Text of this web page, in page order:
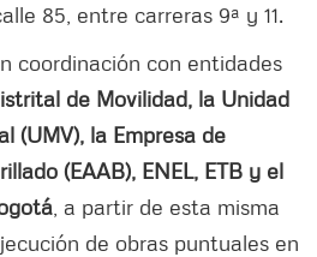
85, entre carreras 9ª y 11.
coordinación con entidades
de Movilidad, la Unidad
(UMV), la Empresa de
(EAAB), ENEL, ETB y el
, a partir de esta misma
de obras puntuales en